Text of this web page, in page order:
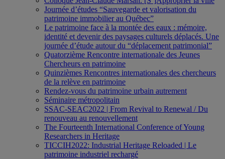
Journée d’études “Sauvegarde et valorisation du
patrimoine immobilier au Québec”
Le patrimoine face à la montée des eaux : mémoire,
identité et devenir des paysages culturels déplacés. Une
journée d’étude autour du “déplacement patrimonial”
Quatorzième Rencontre internationale des Jeunes
Chercheurs en patrimoine
Quinzièmes Rencontres internationales des chercheurs
de la relève en patrimoine
Rendez-vous du patrimoine urbain autrement
Séminaire métropolitain
SSAC-SEAC2022 | From Revival to Renewal / Du
renouveau au renouvellement
The Fourteenth International Conference of Young
Researchers in Heritage
TICCIH2022: Industrial Heritage Reloaded | Le
patrimoine industriel rechargé